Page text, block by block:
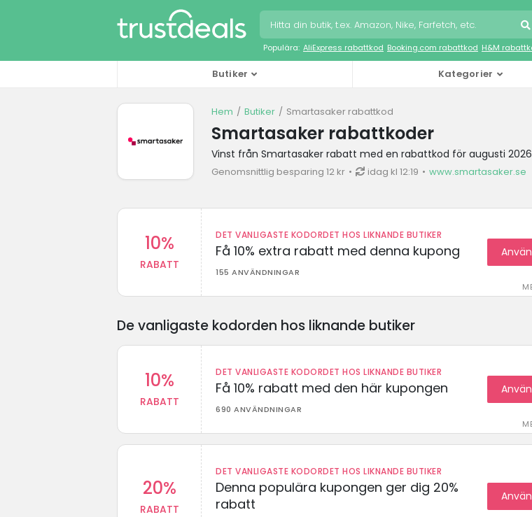
Populära: AliExpress rabattkod Booking.com rabattkod H&M
Butiker Kategorier
Hem Butiker Smartasaker rabattkod
Smartasaker rabattkoder
Vinst från Smartasaker rabatt med en rabattkod för augusti 2026
Genomsnittlig besparing 12 kr idag kl 12:19 www.smartasaker.se
10%
RABATT
DET VANLIGASTE KODORDET HOS LIKNANDE BUTIKER
Få 10% extra rabatt med denna kupong
155 ANVÄNDNINGAR
De vanligaste kodorden hos liknande butiker
10%
RABATT
DET VANLIGASTE KODORDET HOS LIKNANDE BUTIKER
Få 10% rabatt med den här kupongen
690 ANVÄNDNINGAR
20%
RABATT
DET VANLIGASTE KODORDET HOS LIKNANDE BUTIKER
Denna populära kupongen ger dig 20%
rabatt